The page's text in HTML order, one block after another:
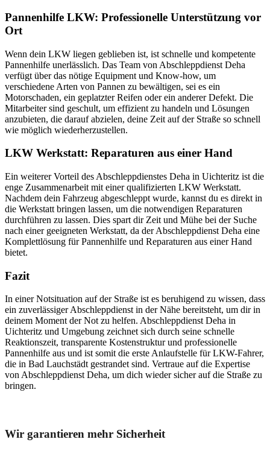
Pannenhilfe LKW: Professionelle Unterstützung vor
Ort
Wenn dein LKW liegen geblieben ist, ist schnelle und kompetente
Pannenhilfe unerlässlich. Das Team von Abschleppdienst Deha
verfügt über das nötige Equipment und Know-how, um
verschiedene Arten von Pannen zu bewältigen, sei es ein
Motorschaden, ein geplatzter Reifen oder ein anderer Defekt. Die
Mitarbeiter sind geschult, um effizient zu handeln und Lösungen
anzubieten, die darauf abzielen, deine Zeit auf der Straße so schnell
wie möglich wiederherzustellen.
LKW Werkstatt: Reparaturen aus einer Hand
Ein weiterer Vorteil des Abschleppdienstes Deha in Uichteritz ist die
enge Zusammenarbeit mit einer qualifizierten LKW Werkstatt.
Nachdem dein Fahrzeug abgeschleppt wurde, kannst du es direkt in
die Werkstatt bringen lassen, um die notwendigen Reparaturen
durchführen zu lassen. Dies spart dir Zeit und Mühe bei der Suche
nach einer geeigneten Werkstatt, da der Abschleppdienst Deha eine
Komplettlösung für Pannenhilfe und Reparaturen aus einer Hand
bietet.
Fazit
In einer Notsituation auf der Straße ist es beruhigend zu wissen, dass
ein zuverlässiger Abschleppdienst in der Nähe bereitsteht, um dir in
deinem Moment der Not zu helfen. Abschleppdienst Deha in
Uichteritz und Umgebung zeichnet sich durch seine schnelle
Reaktionszeit, transparente Kostenstruktur und professionelle
Pannenhilfe aus und ist somit die erste Anlaufstelle für LKW-Fahrer,
die in Bad Lauchstädt gestrandet sind. Vertraue auf die Expertise
von Abschleppdienst Deha, um dich wieder sicher auf die Straße zu
bringen.
Wir garantieren mehr Sicherheit